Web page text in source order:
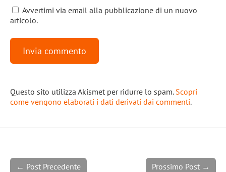
Avvertimi via email alla pubblicazione di un nuovo
articolo.
Questo sito utilizza Akismet per ridurre lo spam. Scopri
come vengono elaborati i dati derivati dai commenti.
Prossimo Post →
← Post Precedente